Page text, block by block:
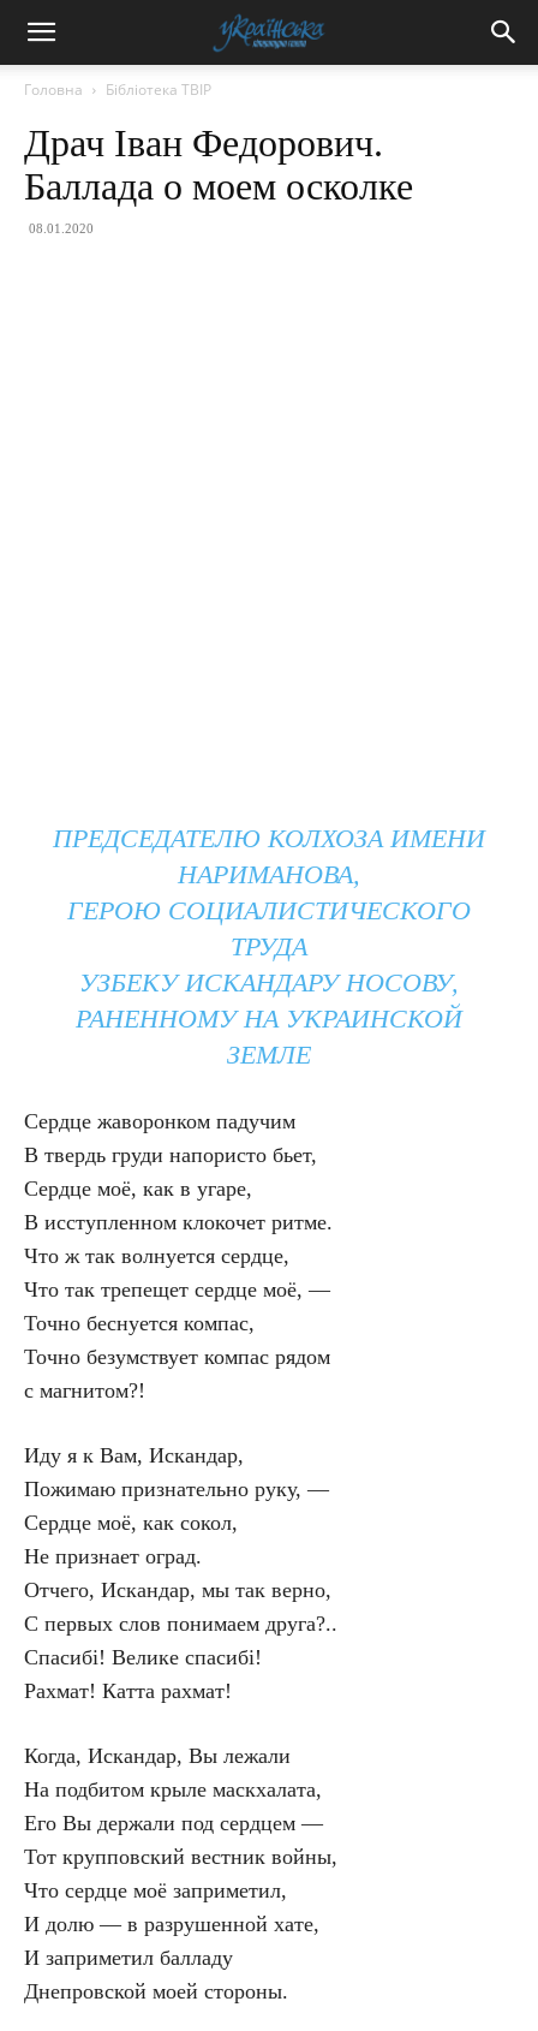
Головна Бібліотека ТВІР
Драч Іван Федорович.
Баллада о моем осколке
08.01.2020
ПРЕДСЕДАТЕЛЮ КОЛХОЗА ИМЕНИ
НАРИМАНОВА,
ГЕРОЮ СОЦИАЛИСТИЧЕСКОГО
ТРУДА
УЗБЕКУ ИСКАНДАРУ НОСОВУ,
РАНЕННОМУ НА УКРАИНСКОЙ
ЗЕМЛЕ
Сердце жаворонком падучим
В твердь груди напористо бьет,
Сердце моё, как в угаре,
В исступленном клокочет ритме.
Что ж так волнуется сердце,
Что так трепещет сердце моё, —
Точно беснуется компас,
Точно безумствует компас рядом
с магнитом?!
Иду я к Вам, Искандар,
Пожимаю признательно руку, —
Сердце моё, как сокол,
Не признает оград.
Отчего, Искандар, мы так верно,
С первых слов понимаем друга?..
Спасибі! Велике спасибі!
Рахмат! Катта рахмат!
Когда, Искандар, Вы лежали
На подбитом крыле маскхалата,
Его Вы держали под сердцем —
Тот крупповский вестник войны,
Что сердце моё заприметил,
И долю — в разрушенной хате,
И заприметил балладу
Днепровской моей стороны.